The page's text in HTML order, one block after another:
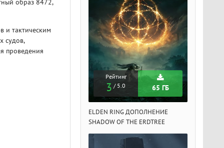
образ 8472,
и тактическим
судов,
проведения
Рейтинг
3 / 5.0 65 ГБ
ELDEN RING ДОПОЛНЕНИЕ
SHADOW OF THE ERDTREE